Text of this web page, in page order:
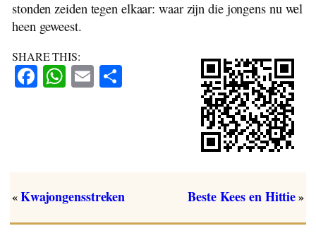
stonden zeiden tegen elkaar: waar zijn die jongens nu wel
heen geweest.
SHARE THIS:
Facebook
WhatsApp
Email
«Kwajongensstreken Beste Kees en Hittie»